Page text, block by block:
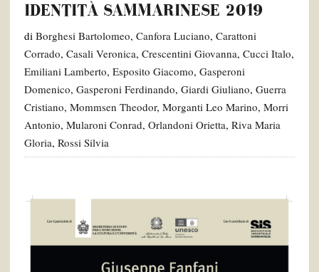
IDENTITÀ SAMMARINESE 2019
di Borghesi Bartolomeo, Canfora Luciano, Carattoni
Corrado, Casali Veronica, Crescentini Giovanna, Cucci Italo,
Emiliani Lamberto, Esposito Giacomo, Gasperoni
Domenico, Gasperoni Ferdinando, Giardi Giuliano, Guerra
Cristiano, Mommsen Theodor, Morganti Leo Marino, Morri
Antonio, Mularoni Conrad, Orlandoni Orietta, Riva Maria
Gloria, Rossi Silvia